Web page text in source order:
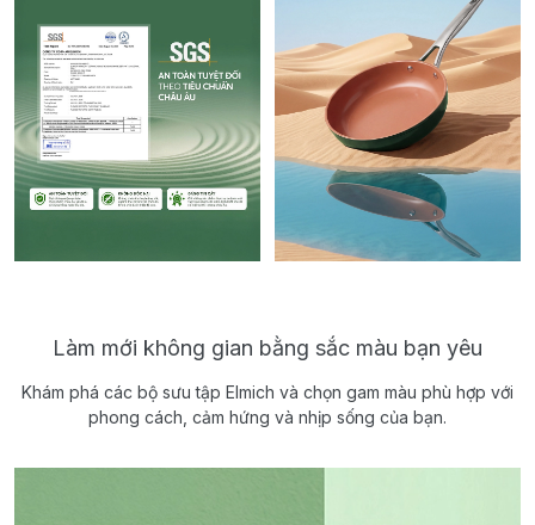
Làm mới không gian bằng sắc màu bạn yêu
Khám phá các bộ sưu tập Elmich và chọn gam màu phù hợp với
phong cách, cảm hứng và nhịp sống của bạn.